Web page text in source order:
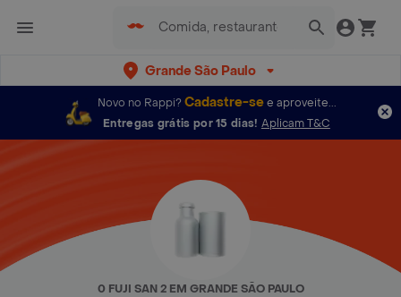
Grande São Paulo
Novo no Rappi? Cadastre-se e aproveite...
Entregas grátis por 15 dias! Aplicam T&C
0 FUJI SAN 2 EM GRANDE SÃO PAULO